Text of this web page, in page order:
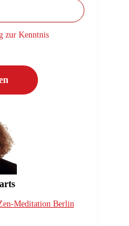
zur Kenntnis
Meditation Berlin